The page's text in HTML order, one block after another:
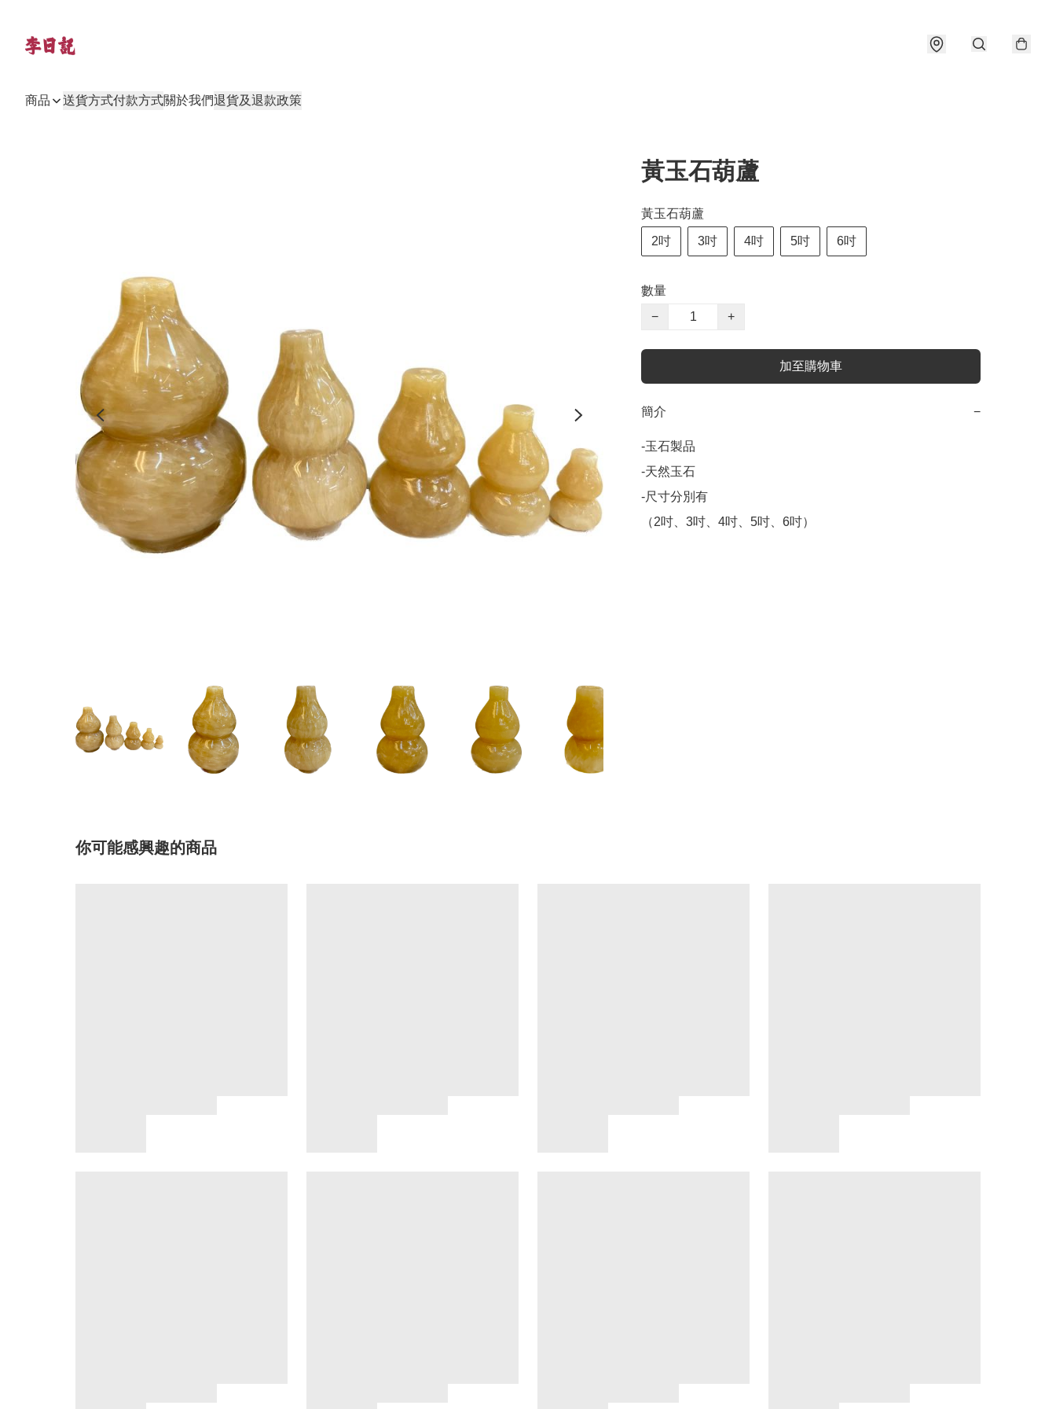
商品 送貨方式付款方式關於我們退貨及退款政策
黃玉石葫蘆
黃玉石葫蘆
2吋 3吋 4吋 5吋 6吋
數量
−
+
加至購物車
簡介 −
-玉石製品
-天然玉石
-尺寸分別有
（2吋、3吋、4吋、5吋、6吋）
你可能感興趣的商品